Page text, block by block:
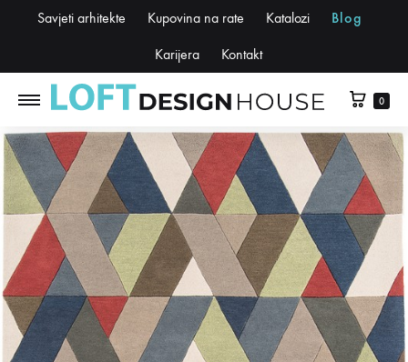
Savjeti arhitekte Kupovina na rate Katalozi Blog
Karijera Kontakt
0